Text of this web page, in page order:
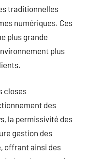
traditionnelles
numériques. Ces
plus grande
plus
closes
des
la permissivité des
gestion des
offrant ainsi des